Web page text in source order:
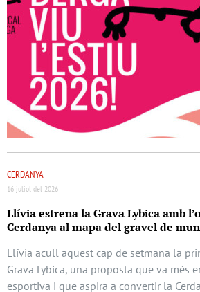
CERDANYA
16 juliol del 2026
Llívia estrena la Grava Lybica amb
Cerdanya al mapa del gravel de
Llívia acull aquest cap de setmana la
Grava Lybica, una proposta que va més
esportiva i que aspira a convertir la